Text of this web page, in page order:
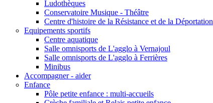
Ludothèques
Conservatoire Musique - Théâtre
Centre d'histoire de la Résistance et de la Déportation
Equipements sportifs
Centre aquatique
Salle omnisports de L'agglo à Vernajoul
Salle omnisports de L'agglo à Ferrières
Minibus
Accompagner - aider
Enfance
Pôle petite enfance : multi-accueils